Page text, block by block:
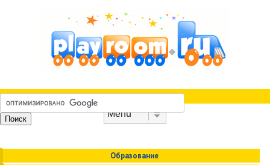
Образование